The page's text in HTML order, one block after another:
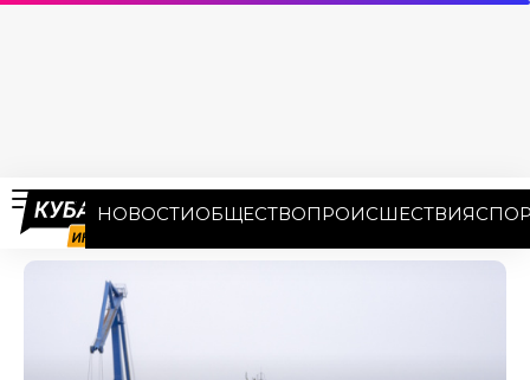
НОВОСТИОБЩЕСТВОПРОИСШЕСТВИЯ